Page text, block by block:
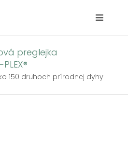
Toggle
Domov
preglejka
150 druhoch prírodnej dyhy